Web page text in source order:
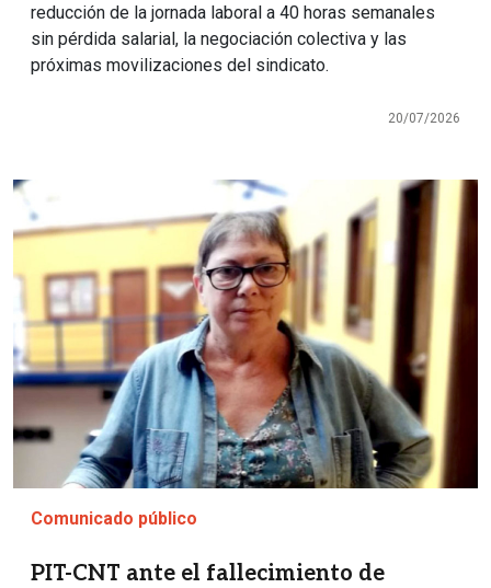
reducción de la jornada laboral a 40 horas semanales
sin pérdida salarial, la negociación colectiva y las
próximas movilizaciones del sindicato.
20/07/2026
Imagen
Comunicado público
PIT-CNT ante el fallecimiento de